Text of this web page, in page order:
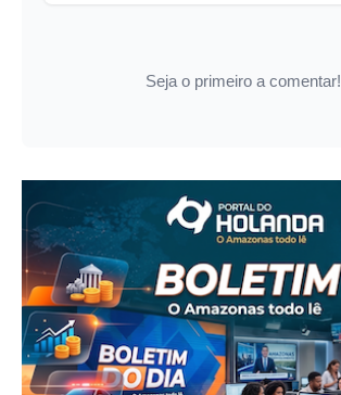
Seja o primeiro a comentar!